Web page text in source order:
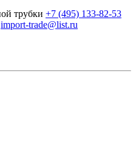
+7 (495) 133-82-53
import-trade@list.ru